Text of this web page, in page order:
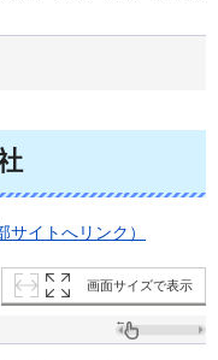
イトへリンク）
画面サイズで表示